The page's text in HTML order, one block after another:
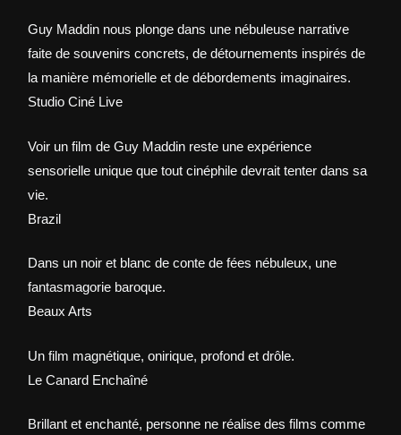
Guy Maddin nous plonge dans une nébuleuse narrative
faite de souvenirs concrets, de détournements inspirés de
la manière mémorielle et de débordements imaginaires.
Studio Ciné Live
Voir un film de Guy Maddin reste une expérience
sensorielle unique que tout cinéphile devrait tenter dans sa
vie.
Brazil
Dans un noir et blanc de conte de fées nébuleux, une
fantasmagorie baroque.
Beaux Arts
Un film magnétique, onirique, profond et drôle.
Le Canard Enchaîné
Brillant et enchanté, personne ne réalise des films comme